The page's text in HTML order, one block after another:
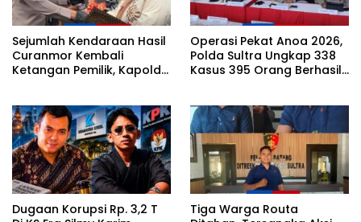
Sejumlah Kendaraan Hasil
Curanmor Kembali
Ketangan Pemilik, Kapolda
Operasi Pekat Anoa 2026,
Polda Sultra Ungkap 338
Kasus 395 Orang Berhasil
Dugaan Korupsi Rp. 3,2 T
Tiga Warga Routa